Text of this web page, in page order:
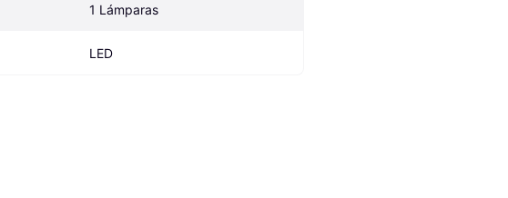
1 Lámparas
LED